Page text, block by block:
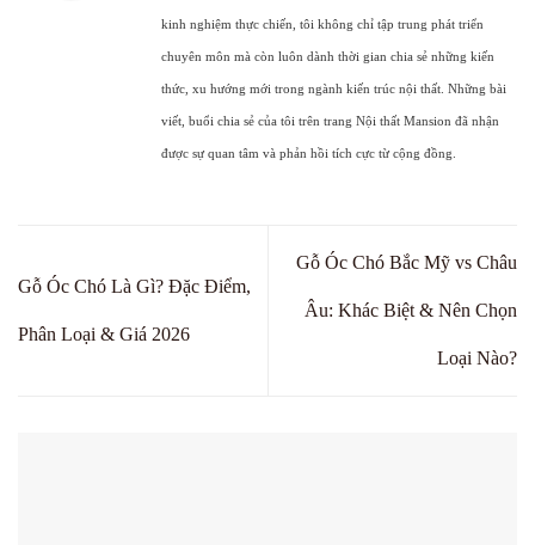
kinh nghiệm thực chiến, tôi không chỉ tập trung phát triển
chuyên môn mà còn luôn dành thời gian chia sẻ những kiến
thức, xu hướng mới trong ngành kiến trúc nội thất. Những bài
viết, buổi chia sẻ của tôi trên trang Nội thất Mansion đã nhận
được sự quan tâm và phản hồi tích cực từ cộng đồng.
Gỗ Óc Chó Là Gì? Đặc Điểm,
Phân Loại & Giá 2026
Gỗ Óc Chó Bắc Mỹ vs Châu
Âu: Khác Biệt & Nên Chọn
Loại Nào?